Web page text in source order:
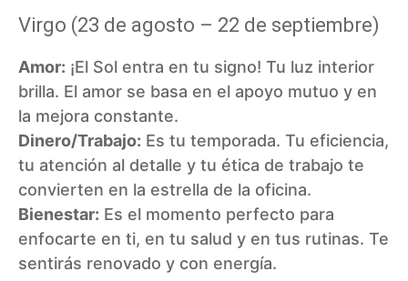
Virgo (23 de agosto – 22 de septiembre)
Amor: ¡El Sol entra en tu signo! Tu luz interior
brilla. El amor se basa en el apoyo mutuo y en
la mejora constante.
Dinero/Trabajo: Es tu temporada. Tu eficiencia,
tu atención al detalle y tu ética de trabajo te
convierten en la estrella de la oficina.
Bienestar: Es el momento perfecto para
enfocarte en ti, en tu salud y en tus rutinas. Te
sentirás renovado y con energía.